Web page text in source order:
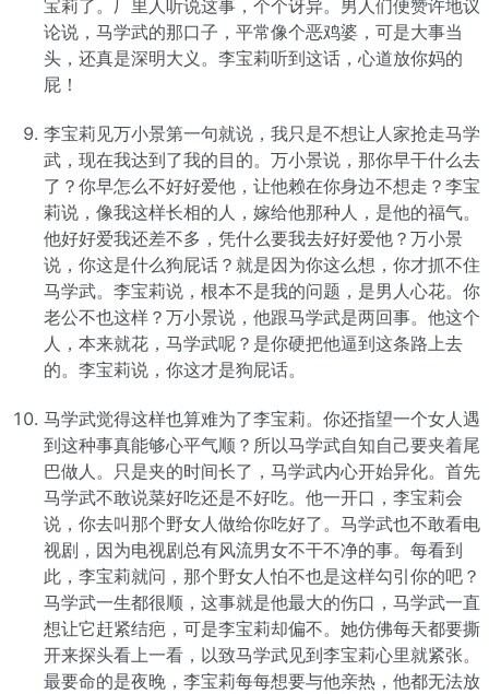
宝莉了。厂里人听说这事，个个讶异。男人们便赞许地议
论说，马学武的那口子，平常像个恶鸡婆，可是大事当
头，还真是深明大义。李宝莉听到这话，心道放你妈的
屁！
李宝莉见万小景第一句就说，我只是不想让人家抢走马学
武，现在我达到了我的目的。万小景说，那你早干什么去
了？你早怎么不好好爱他，让他赖在你身边不想走？李宝
莉说，像我这样长相的人，嫁给他那种人，是他的福气。
他好好爱我还差不多，凭什么要我去好好爱他？万小景
说，你这是什么狗屁话？就是因为你这么想，你才抓不住
马学武。李宝莉说，根本不是我的问题，是男人心花。你
老公不也这样？万小景说，他跟马学武是两回事。他这个
人，本来就花，马学武呢？是你硬把他逼到这条路上去
的。李宝莉说，你这才是狗屁话。
马学武觉得这样也算难为了李宝莉。你还指望一个女人遇
到这种事真能够心平气顺？所以马学武自知自己要夹着尾
巴做人。只是夹的时间长了，马学武内心开始异化。首先
马学武不敢说菜好吃还是不好吃。他一开口，李宝莉会
说，你去叫那个野女人做给你吃好了。马学武也不敢看电
视剧，因为电视剧总有风流男女不干不净的事。每看到
此，李宝莉就问，那个野女人怕不也是这样勾引你的吧？
马学武一生都很顺，这事就是他最大的伤口，马学武一直
想让它赶紧结疤，可是李宝莉却偏不。她仿佛每天都要撕
开来探头看上一看，以致马学武见到李宝莉心里就紧张。
最要命的是夜晚，李宝莉每每想要与他亲热，他都无法放